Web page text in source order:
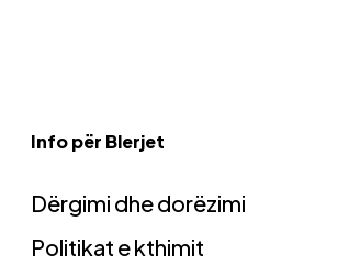
Info për Blerjet
Dërgimi dhe dorëzimi
Politikat e kthimit